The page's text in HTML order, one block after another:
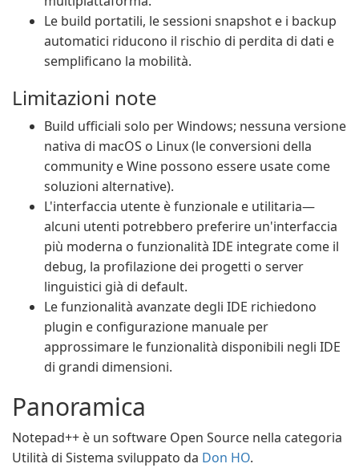
Le build portatili, le sessioni snapshot e i backup
automatici riducono il rischio di perdita di dati e
semplificano la mobilità.
Limitazioni note
Build ufficiali solo per Windows; nessuna versione
nativa di macOS o Linux (le conversioni della
community e Wine possono essere usate come
soluzioni alternative).
L'interfaccia utente è funzionale e utilitaria—
alcuni utenti potrebbero preferire un'interfaccia
più moderna o funzionalità IDE integrate come il
debug, la profilazione dei progetti o server
linguistici già di default.
Le funzionalità avanzate degli IDE richiedono
plugin e configurazione manuale per
approssimare le funzionalità disponibili negli IDE
di grandi dimensioni.
Panoramica
Notepad++ è un software Open Source nella categoria
Utilità di Sistema sviluppato da Don HO.